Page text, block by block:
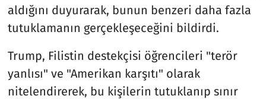
aldığını duyurarak, bunun benzeri daha fazla
tutuklamanın gerçekleşeceğini bildirdi.
Trump, Filistin destekçisi öğrencileri "terör
yanlısı" ve "Amerikan karşıtı" olarak
nitelendirerek, bu kişilerin tutuklanıp sınır